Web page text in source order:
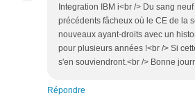
Integration IBM i<br /> Du sang
précédents fâcheux où le CE de la
nouveaux ayant-droits avec un
pour plusieurs années !<br /> Si
s'en souviendront.<br /> Bonne
Répondre